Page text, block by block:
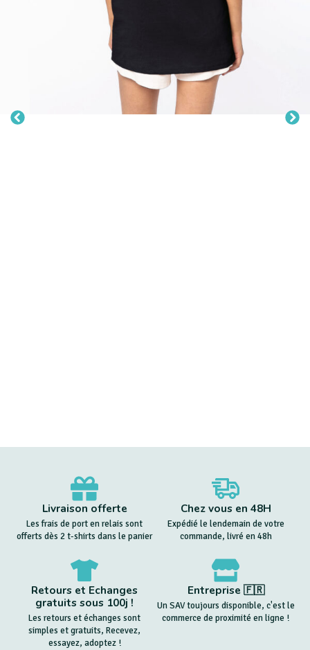
Livraison offerte
Les frais de port en relais sont
offerts dès 2 t-shirts dans le panier
Chez vous en 48H
Expédié le lendemain de votre
commande, livré en 48h
Retours et Echanges
gratuits sous 100j !
Les retours et échanges sont
simples et gratuits, Recevez,
essayez, adoptez !
Entreprise 🇫🇷
Un SAV toujours disponible, c'est le
commerce de proximité en ligne !